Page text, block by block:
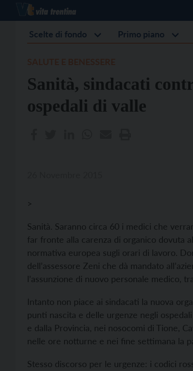
Scelte di fondo Primo piano
Sanità, sindacati
ospedali di valle
>
Sanità. Saranno circa 60 i medici che
far fronte alla carenza di organico dovuta
normativa europea sugli orari di lavoro.
dell’assessore Zeni che dà mandato
l’assunzione di nuovo personale medico,
Intanto non piace ai sindacati la nuova
punti nascita e delle urgenze negli
e dalla Provincia, nei nosocomi di Tione,
nelle ore notturne e nei fine settimana la
Stesso discorso per le urgenze: i codici